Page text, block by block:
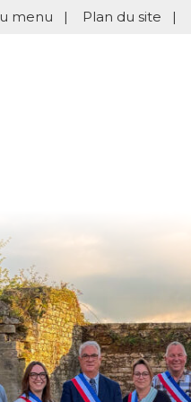
menu | Plan du site |